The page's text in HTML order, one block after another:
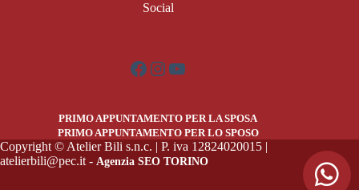
Social
Facebook
Instagram
YouTube
PRIMO APPUNTAMENTO PER LA SPOSA
PRIMO APPUNTAMENTO PER LO SPOSO
Copyright © Atelier Bili s.n.c. | P. iva 12824020015 |
atelierbili@pec.it - Agenzia SEO TORINO